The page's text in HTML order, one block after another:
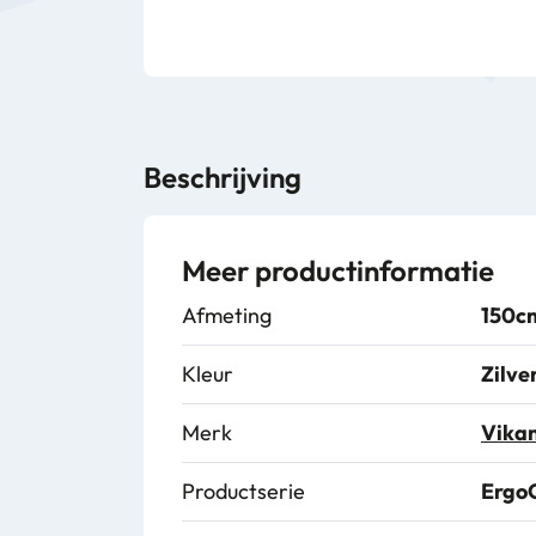
Beschrijving
Meer productinformatie
Afmeting
Kleur
Merk
Productserie